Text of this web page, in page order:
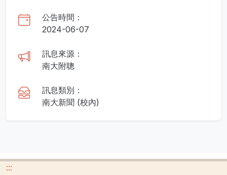
公告時間：
2024-06-07
訊息來源：
南大附聰
訊息類別：
南大新聞 (校內)
:::